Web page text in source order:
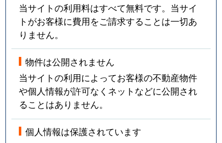
当サイトの利用料はすべて無料です。当サイ
トがお客様に費用をご請求することは一切あ
りません。
物件は公開されません
当サイトの利用によってお客様の不動産物件
や個人情報が許可なくネットなどに公開され
ることはありません。
個人情報は保護されています